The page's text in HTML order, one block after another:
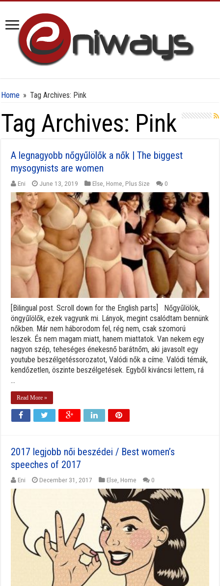
Home » Tag Archives: Pink
Tag Archives: Pink
A legnagyobb nőgyűlölők a nők | The biggest
mysogynists are women
Eni June 13, 2019 Else Home Plus Size 0
[Bilingual post. Scroll down for the English parts] Nőgyűlölök,
öngyűlölők, ezek vagyunk mi. Lányok, megint csalódtam bennünk
nőkben. Már nem háborodom fel, rég nem, csak szomorú
leszek. És nem magam miatt, hanem miattatok. Van nekem egy
nagyon szép, teheséges énekesnő barátnőm, aki javasolt egy
youtube beszélgetéssorozatot, Valódi nők a címe. Valódi témák,
kendőzetlen, öszinte beszélgetések. Egyből kiváncsi lettem, rá
...
Read More »
2017 legjobb női beszédei / Best women’s
speeches of 2017
Eni December 31, 2017 Else Home 0